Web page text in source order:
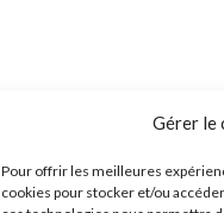
Gérer le
Pour offrir les meilleures
cookies pour stocker et/ou